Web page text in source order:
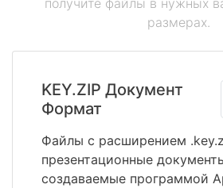
получите файлы в нужных
размерах.
KEY.ZIP Документ
Формат
Файлы с расширением
презентационные
создаваемые программой